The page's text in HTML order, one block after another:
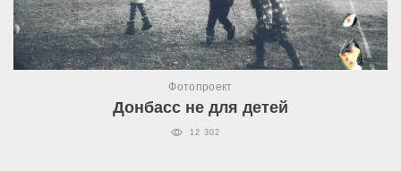
Фотопроект
Донбасс не для детей
12 302